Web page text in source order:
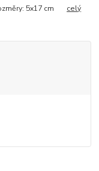
5x17 cm celý